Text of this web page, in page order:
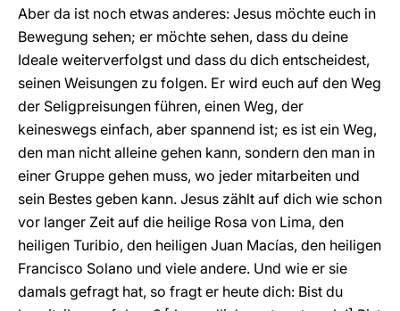
Aber da ist noch etwas anderes: Jesus möchte euch in
Bewegung sehen; er möchte sehen, dass du deine
Ideale weiterverfolgst und dass du dich entscheidest,
seinen Weisungen zu folgen. Er wird euch auf den Weg
der Seligpreisungen führen, einen Weg, der
keineswegs einfach, aber spannend ist; es ist ein Weg,
den man nicht alleine gehen kann, sondern den man in
einer Gruppe gehen muss, wo jeder mitarbeiten und
sein Bestes geben kann. Jesus zählt auf dich wie schon
vor langer Zeit auf die heilige Rosa von Lima, den
heiligen Turibio, den heiligen Juan Macías, den heiligen
Francisco Solano und viele andere. Und wie er sie
damals gefragt hat, so fragt er heute dich: Bist du